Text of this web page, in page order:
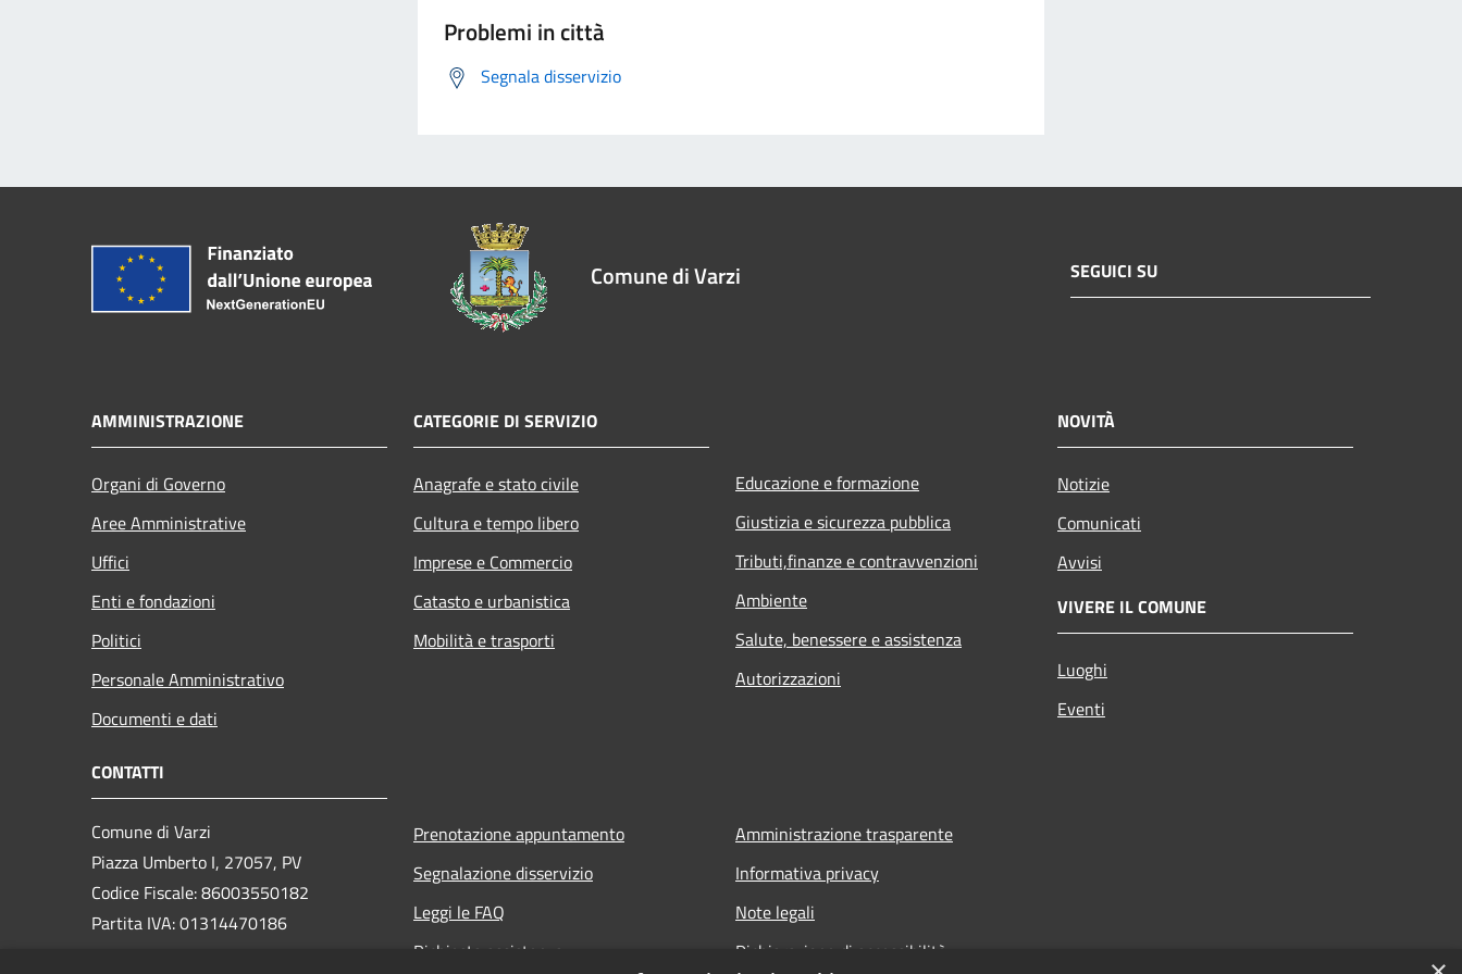
Problemi in città
Segnala disservizio
Comune di Varzi SEGUICI SU
AMMINISTRAZIONE
Organi di Governo
Aree Amministrative
Uffici
Enti e fondazioni
Politici
Personale Amministrativo
Documenti e dati
CATEGORIE DI SERVIZIO
Anagrafe e stato civile
Cultura e tempo libero
Imprese e Commercio
Catasto e urbanistica
Mobilità e trasporti
Educazione e formazione
Giustizia e sicurezza pubblica
Tributi,finanze e contravvenzioni
Ambiente
Salute, benessere e assistenza
Autorizzazioni
NOVITÀ
Notizie
Comunicati
Avvisi
VIVERE IL COMUNE
Luoghi
Eventi
CONTATTI
Comune di Varzi
Piazza Umberto I, 27057, PV
Codice Fiscale: 86003550182
Partita IVA: 01314470186
Prenotazione appuntamento
Segnalazione disservizio
Leggi le FAQ
Richiesta assistenza
Amministrazione trasparente
Informativa privacy
Note legali
Dichiarazione di accessibilità